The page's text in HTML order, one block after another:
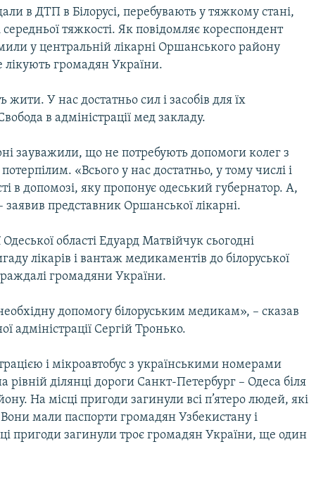
в ДТП в Білорусі, перебувають у тяжкому стані,
тяжкості. Як повідомляє кореспондент
у центральній лікарні Оршанського району
лікують громадян України.
У нас достатньо сил і засобів для їх
в адміністрації мед закладу.
зауважили, що не потребують допомоги колег з
«Всього у нас достатньо, у тому числі і
в допомозі, яку пропонує одеський губернатор. А,
представник Оршанської лікарні.
області Едуард Матвійчук сьогодні
лікарів і вантаж медикаментів до білоруської
громадяни України.
допомогу білоруським медикам», – сказав
адміністрації Сергій Тронько.
і мікроавтобус з українськими номерами
рівній ділянці дороги Санкт-Петербург – Одеса біля
На місці пригоди загинули всі п’ятеро людей, які
Вони мали паспорти громадян Узбекистану і
пригоди загинули троє громадян України, ще один